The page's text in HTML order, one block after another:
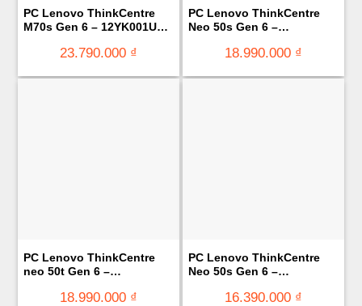
PC Lenovo ThinkCentre
M70s Gen 6 – 12YK001UVA
512GB SSD/ NoOS/ 1Y)
23.790.000 ₫
PC Lenovo ThinkCentre
Neo 50s Gen 6 –
Ram 8GB/ 512GB SSD/
18.990.000 ₫
PC Lenovo ThinkCentre
neo 50t Gen 6 –
Ram 8GB/ SSD 256GB/
18.990.000 ₫
PC Lenovo ThinkCentre
Neo 50s Gen 6 –
Ram 8GB/ 512GB SSD/
16.390.000 ₫